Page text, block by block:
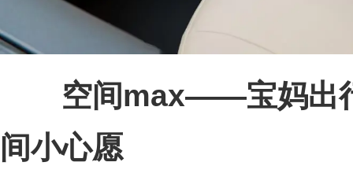
空间max——宝妈出
间小心愿